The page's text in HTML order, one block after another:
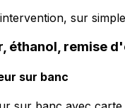
sur
éthanol, remise
sur banc